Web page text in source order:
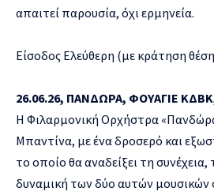
απαιτεί παρουσία, όχι ερμηνεία.
Είσοδος Ελεύθερη (με κράτηση
26.06.26, ΠΑΝΔΩΡΑ, ΦΟΥΑΓΙΕ
Η Φιλαρμονική Ορχήστρα
Μπαντίνα, με ένα δροσερό και
το οποίο θα αναδείξει τη συνέχεια,
δυναμική των δύο αυτών μουσικών